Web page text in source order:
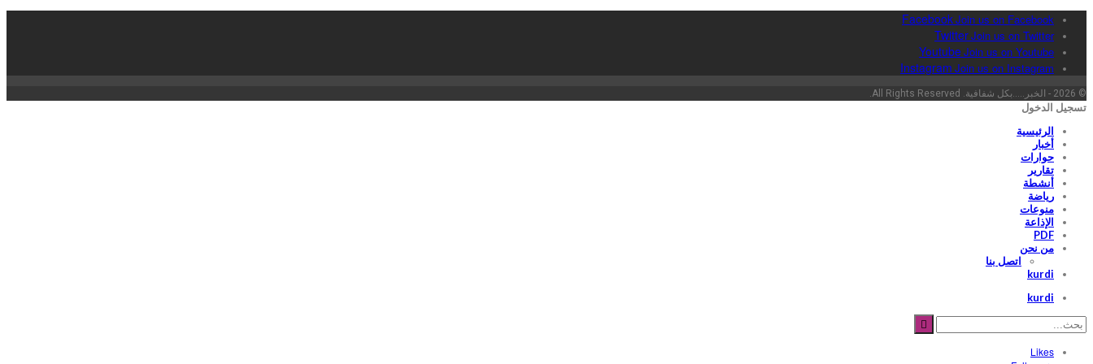
FacebookJoin us on Facebook
TwitterJoin us on Twitter
YoutubeJoin us on Youtube
Instagram Join us on Instagram
© 2026 - الخبر.....بكل شفافية. All Rights Reserved.
تسجيل الدخول
الرئيسية
أخبار
حوارات
تقارير
أنشطة
رياضة
منوعات
الإذاعة
PDF
من نحن
اتصل بنا
kurdi
kurdi
Likes